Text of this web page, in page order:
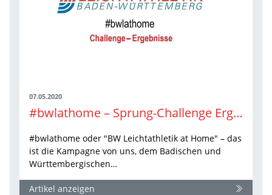
07.05.2020
#bwlathome – Sprung-Challenge Ergebnisse
#bwlathome oder "BW Leichtathletik at Home" – das
ist die Kampagne von uns, dem Badischen und
Württembergischen…
Artikel anzeigen